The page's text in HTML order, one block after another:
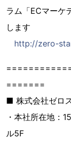
ラム「ECマーケ
します
http://zero-
=======
■ 株式会社ゼロ
・本社所在地：
ル5F